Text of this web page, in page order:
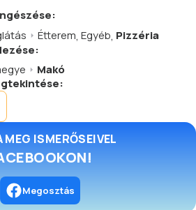
Étterem, Egyéb, Pizzéria
Makó
MEG ISMERŐSEIVEL
Megosztás